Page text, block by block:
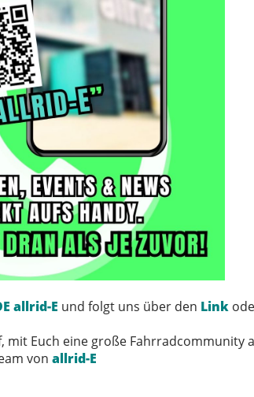
allrid-E und folgt uns über den Link
mit Euch eine große Fahrradcommunity
von allrid-E